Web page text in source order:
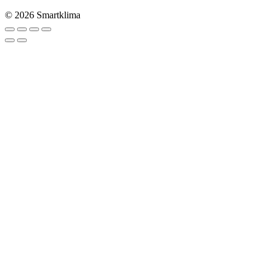
© 2026 Smartklima